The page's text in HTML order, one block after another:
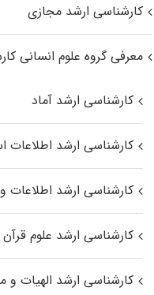
کارشناسی ارشد مجازی
معرفی گروه علوم انسانی
کارشناسی ارشد آماد
کارشناسی ارشد اطلاعات
کارشناسی ارشد
کارشناسی ارشد علوم
کارشناسی ارشد